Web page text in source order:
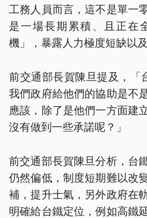
工務人員而言，這不是單一
是一場長期累積、且正在
機」，暴露人力極度短缺以
前交通部長賀陳旦提及，「
我們政府給他們的協助是不
應該，除了是他們一方面建
沒有做到一些承諾呢？」
前交通部長賀陳旦分析，台
仍然偏低，制度短期難以改
補，提升士氣，另外政府在
明確給台鐵定位，例如高鐵